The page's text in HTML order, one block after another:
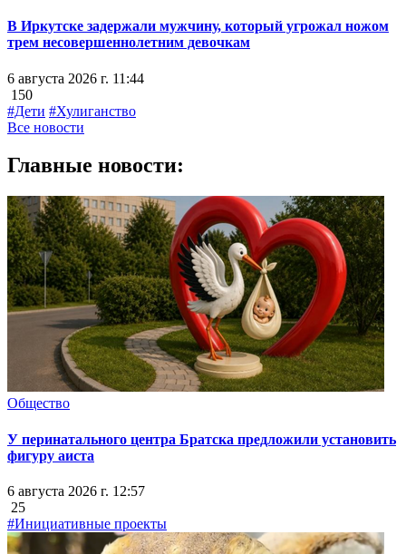
В Иркутске задержали мужчину, который угрожал ножом
трем несовершеннолетним девочкам
6 августа 2026 г. 11:44
150
#Дети #Хулиганство
Все новости
Главные новости:
Общество
У перинатального центра Братска предложили установить
фигуру аиста
6 августа 2026 г. 12:57
25
#Инициативные проекты